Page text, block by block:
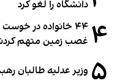
دانشگاه را لغو کرد
۴
۴۴ خانواده در
غصب زمین متهم
۵ وزیر عدلیه طالبان